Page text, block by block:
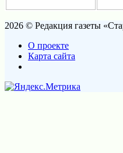
2026 © Редакция газеты
О проекте
Карта сайта